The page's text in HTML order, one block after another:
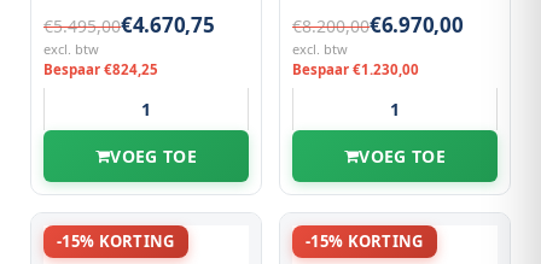
€5.495,00€4.670,75
excl. btw
Bespaar €824,25
VOEG TOE
€8.200,00€6.970,00
excl. btw
Bespaar €1.230,00
VOEG TOE
-15% KORTING -15% KORTING